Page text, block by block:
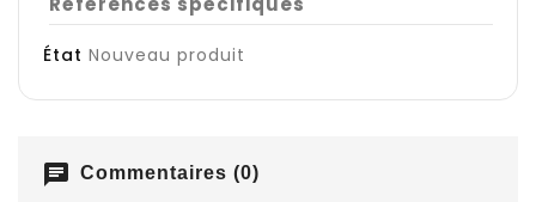
État Nouveau produit
chat Commentaires (0)